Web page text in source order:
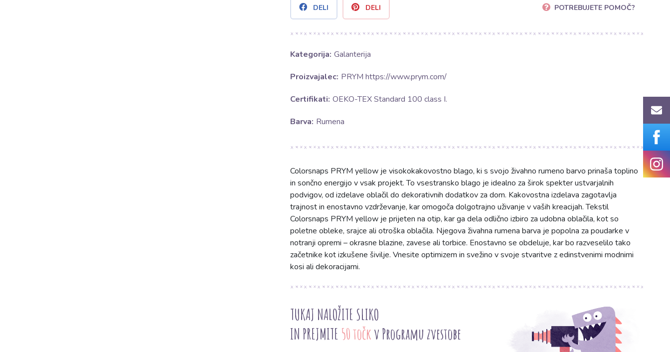
DELI DELI POTREBUJETE POMOČ?
Kategorija: Galanterija
Proizvajalec: PRYM https://www.prym.com/
Certifikati: OEKO-TEX Standard 100 class I.
Barva: Rumena
Colorsnaps PRYM yellow je visokokakovostno blago, ki s svojo živahno rumeno barvo prinaša toplino
in sončno energijo v vsak projekt. To vsestransko blago je idealno za širok spekter ustvarjalnih
podvigov, od izdelave oblačil do dekorativnih dodatkov za dom. Kakovostna izdelava zagotavlja
trajnost in enostavno vzdrževanje, kar omogoča dolgotrajno uživanje v vaših kreacijah. Tekstil
Colorsnaps PRYM yellow je prijeten na otip, kar ga dela odlično izbiro za udobna oblačila, kot so
poletne obleke, srajce ali otroška oblačila. Njegova živahna rumena barva je popolna za poudarke v
notranji opremi – okrasne blazine, zavese ali torbice. Enostavno se obdeluje, kar bo razveselilo tako
začetnike kot izkušene šivilje. Vnesite optimizem in svežino v svoje stvaritve z edinstvenimi modnimi
kosi ali dekoracijami.
TUKAJ NALOŽITE SLIKO
IN PREJMITE 50 točkv Programu zvestobe